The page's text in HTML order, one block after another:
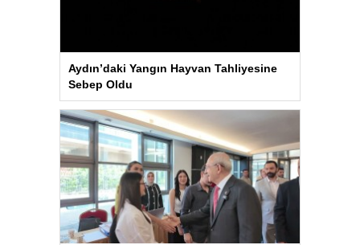
Aydın’daki Yangın Hayvan Tahliyesine
Sebep Oldu